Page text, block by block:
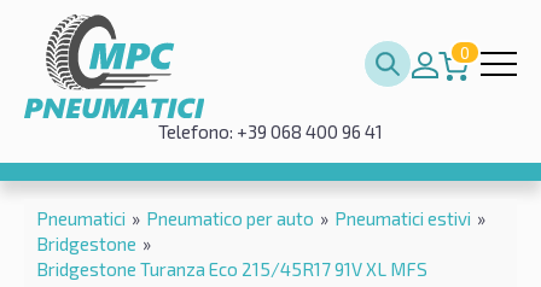
0
Telefono: +39 068 400 96 41
Pneumatici » Pneumatico per auto » Pneumatici estivi »
Bridgestone »
Bridgestone Turanza Eco 215/45R17 91V XL MFS